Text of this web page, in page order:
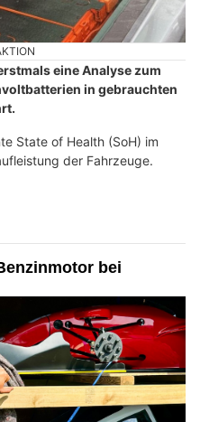
eine Analyse zum
in gebrauchten
State of Health (SoH) im
der Fahrzeuge.
bei